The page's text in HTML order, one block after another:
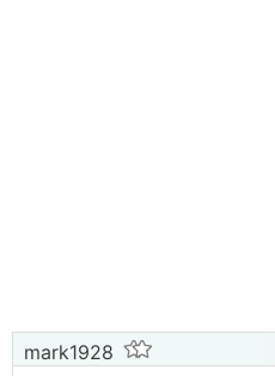
mark1928